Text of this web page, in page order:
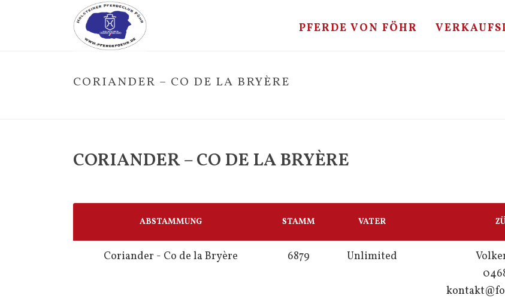
PFERDE VON FÖHR
CORIANDER – CO DE LA BRYÈRE
CORIANDER – CO DE LA BRYÈRE
ABSTAMMUNG STAMM VATER
Coriander - Co de la Bryère 6879 Unlimited